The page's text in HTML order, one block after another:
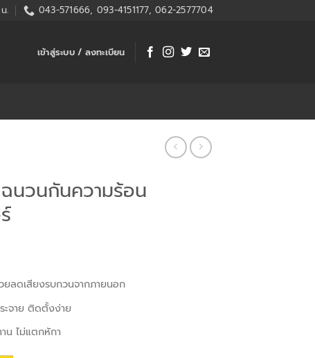
. 043-571666, 093-4151177, 062-2577704
เข้าสู่ระบบ / ลงทะเบียน
นวนกันความร้อน
ลดเสียงรบกวนจากภายนอก
ะจาย ติดตั้งง่าย
น ไม่แตกหักา